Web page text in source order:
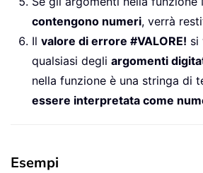
contengono numeri, verrà
Il valore di errore #VALORE! si
qualsiasi degli argomenti
nella funzione è una stringa di
essere interpretata come
Esempi